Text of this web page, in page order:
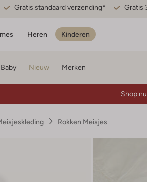
Gratis standaard verzending* Gratis
Heren Kinderen
Baby Nieuw Merken
Shop
Rokken Meisjes